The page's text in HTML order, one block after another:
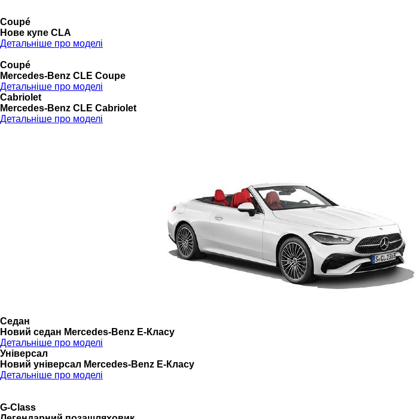
Coupé
Нове купе CLA
Детальніше про моделі
Coupé
Mercedes-Benz CLE Coupe
Детальніше про моделі
Cabriolet
Mercedes-Benz CLE Cabriolet
Детальніше про моделі
Седан
Новий седан Mercedes-Benz Е-Класу
Детальніше про моделі
Універсал
Новий універсал Mercedes-Benz E-Класу
Детальніше про моделі
G-Class